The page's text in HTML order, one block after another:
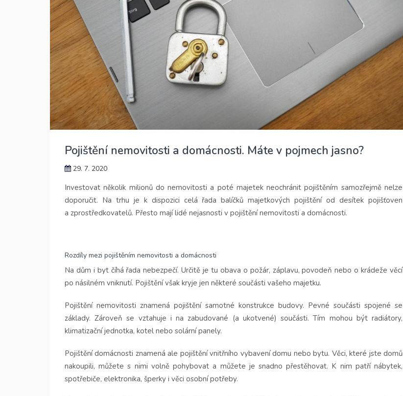
Pojištění nemovitosti a domácnosti. Máte v pojmech jasno?
29. 7. 2020
Investovat několik milionů do nemovitosti a poté majetek neochránit pojištěním samozřejmě nelze
doporučit. Na trhu je k dispozici celá řada balíčků majetkových pojištění od desítek pojišťoven
a zprostředkovatelů. Přesto mají lidé nejasnosti v pojištění nemovitosti a domácnosti.
Rozdíly mezi pojištěním nemovitosti a domácnosti
Na dům i byt číhá řada nebezpečí. Určitě je tu obava o požár, záplavu, povodeň nebo o krádeže věcí
po násilném vniknutí. Pojištění však kryje jen některé součásti vašeho majetku.
Pojištění nemovitosti znamená pojištění samotné konstrukce budovy. Pevné součásti spojené se
základy. Zároveň se vztahuje i na zabudované (a ukotvené) součásti. Tím mohou být radiátory,
klimatizační jednotka, kotel nebo solární panely.
Pojištění domácnosti znamená ale pojištění vnitřního vybavení domu nebo bytu. Věci, které jste domů
nakoupili, můžete s nimi volně pohybovat a můžete je snadno přestěhovat. K nim patří nábytek,
spotřebiče, elektronika, šperky i věci osobní potřeby.